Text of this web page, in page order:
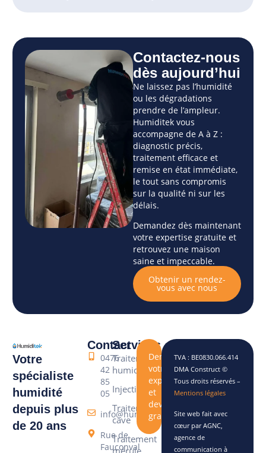
Contactez-nous
dès aujourd’hui
Ne laissez pas l’humidité
ou les dégradations
prendre de l’ampleur.
Humiditek vous
accompagne de A à Z :
diagnostic précis,
traitement efficace et
remise en état immédiate,
le tout sans compromis
sur la qualité ni sur les
délais.
Demandez dès maintenant
votre expertise gratuite et
retrouvez une maison
saine et impeccable.
Obtenir un rendez-
vous avec nous
Votre
spécialiste
humidité
depuis plus
de 20 ans
Contact
0476
42
85
05
info@humiditek.be
Rue de
Fauconval
Services
Traitement
humidité
Injection
Traitement
cave
Traitement
Demandez
votre
expertise
et
devis
gratuite
TVA : BE0830.066.414
DMA Construct ©
Tous droits réservés –
Mentions légales
Site web fait avec
cœur par AGNC,
agence de
communication à